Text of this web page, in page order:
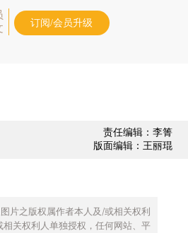
订阅/会员升级
责任编辑：李箐
版面编辑：王丽琨
片之版权属作者本人及/或相关权利
相关权利人单独授权，任何网站、平